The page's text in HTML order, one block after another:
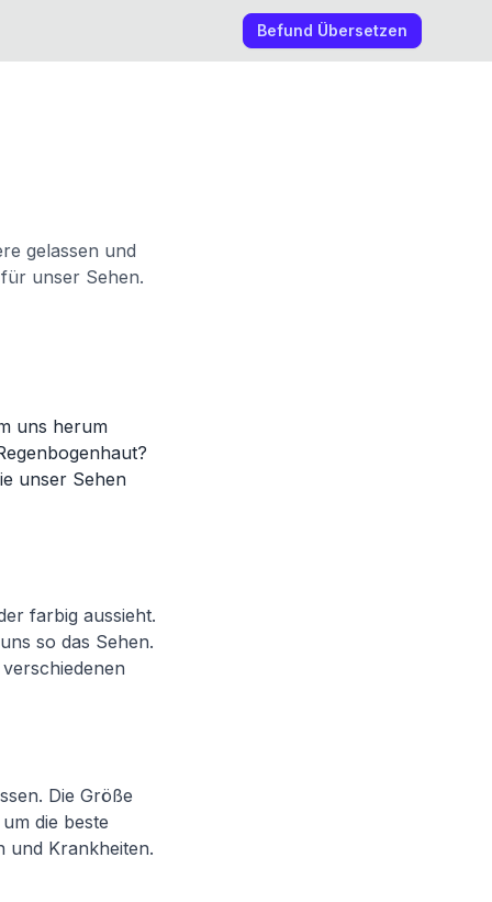
Befund Übersetzen
gelassen und
unser Sehen.
uns herum
unser Sehen
farbig aussieht.
so das Sehen.
Die Größe
die beste
und Krankheiten.